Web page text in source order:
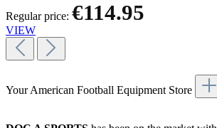
Regular price: €114.95
VIEW
Your American Football Equipment Store